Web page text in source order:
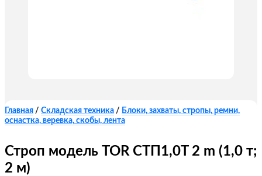
Главная / Складская техника / Блоки, захваты, стропы, ремни,
оснастка, веревка, скобы, лента
Строп модель TOR СТП1,0T 2 m (1,0 т;
2 м)